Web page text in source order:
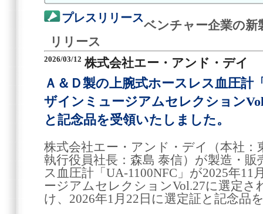
プレスリリース
ベンチャー企業の新
リリース
2026/03/12 株式会社エー・アンド・デイ
Ａ＆Ｄ製の上腕式ホースレス血圧計
ザインミュージアムセレクション
と記念品を受領いたしました。
株式会社エー・アンド・デイ（本社：
執行役員社長：森島 泰信）が製造・
ス血圧計「UA-1100NFC」が2025年
ージアムセレクションVol.27に選定さ
け、2026年1月22日に選定証と記念品